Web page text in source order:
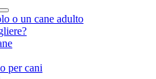
o un cane adulto
per cani